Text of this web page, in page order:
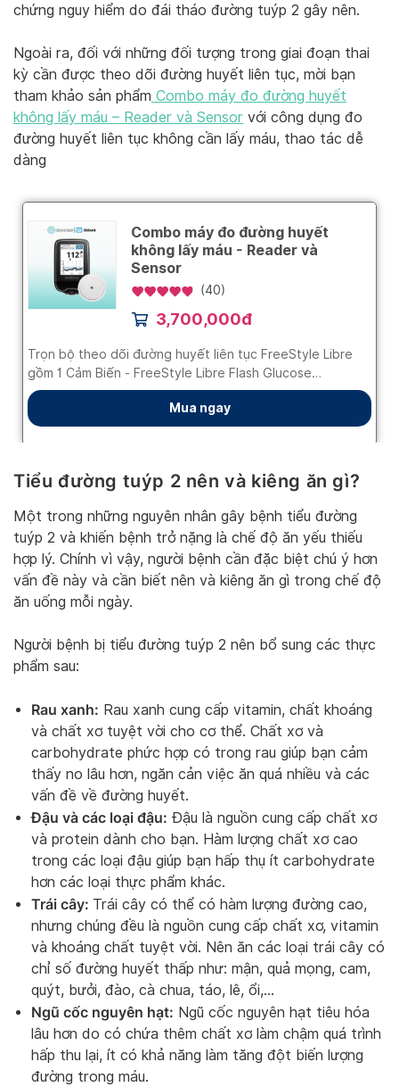
chứng nguy hiểm do đái tháo đường tuýp 2 gây nên.
Ngoài ra, đối với những đối tượng trong giai đoạn thai
kỳ cần được theo dõi đường huyết liên tục, mời bạn
tham khảo sản phẩm Combo máy đo đường huyết
không lấy máu – Reader và Sensor với công dụng đo
đường huyết liên tục không cần lấy máu, thao tác dễ
dàng
Tiểu đường tuýp 2 nênvà kiêng ăn gì?
Một trong những nguyên nhân gây bệnh tiểu đường
tuýp 2 và khiến bệnh trở nặng là chế độ ăn yếu thiếu
hợp lý. Chính vì vậy, người bệnh cần đặc biệt chú ý hơn
vấn đề này và cần biết nên và kiêng ăn gì trong chế độ
ăn uống mỗi ngày.
Người bệnh bị tiểu đường tuýp 2 nên bổ sung các thực
phẩm sau:
Rau xanh: Rau xanh cung cấp vitamin, chất khoáng
và chất xơ tuyệt vời cho cơ thể. Chất xơ và
carbohydrate phức hợp có trong rau giúp bạn cảm
thấy no lâu hơn, ngăn cản việc ăn quá nhiều và các
vấn đề về đường huyết.
Đậu và các loại đậu: Đậu là nguồn cung cấp chất xơ
và protein dành cho bạn. Hàm lượng chất xơ cao
trong các loại đậu giúp bạn hấp thụ ít carbohydrate
hơn các loại thực phẩm khác.
Trái cây: Trái cây có thể có hàm lượng đường cao,
nhưng chúng đều là nguồn cung cấp chất xơ, vitamin
và khoáng chất tuyệt vời. Nên ăn các loại trái cây có
chỉ số đường huyết thấp như: mận, quả mọng, cam,
quýt, bưởi, đào, cà chua, táo, lê, ổi,…
Ngũ cốc nguyên hạt: Ngũ cốc nguyên hạt tiêu hóa
lâu hơn do có chứa thêm chất xơ làm chậm quá trình
hấp thu lại, ít có khả năng làm tăng đột biến lượng
đường trong máu.